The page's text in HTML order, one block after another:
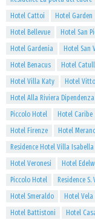
Hotel Cattoi
Hotel Garden
Hotel Bellevue
Hotel San
Hotel Gardenia
Hotel San
Hotel Benacus
Hotel
Hotel Villa Katy
Hotel
Hotel Alla Riviera Dipendenza
Piccolo Hotel
Hotel Caribe
Hotel Firenze
Hotel
Residence Hotel Villa Isabella
Hotel Veronesi
Hotel
Piccolo Hotel
Residence S.
Hotel Smeraldo
Hotel
Hotel Battistoni
Hotel